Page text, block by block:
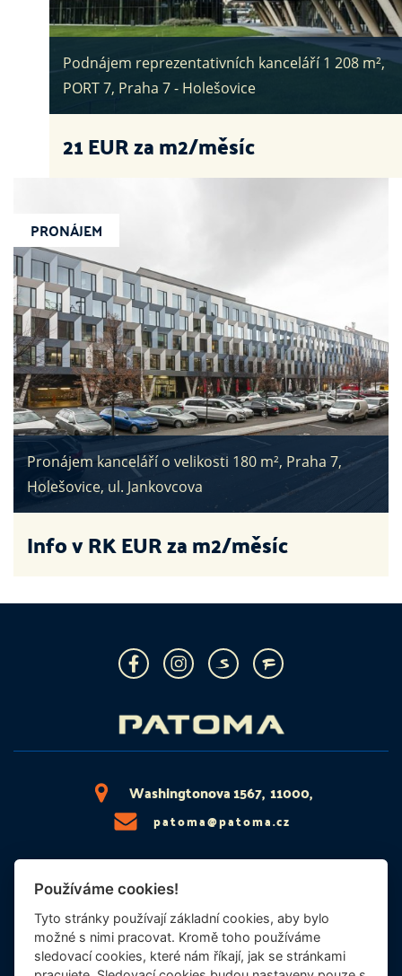
Podnájem reprezentativních kanceláří 1 208 m²,
PORT 7, Praha 7 - Holešovice
21EUR za m2/měsíc
Pronájem kanceláří o velikosti 180 m², Praha 7,
Holešovice, ul. Jankovcova
PRONÁJEM
Info v RKEUR za m2/měsíc
Washingtonova 1567, 11000,
patoma@patoma.cz
SOUBORY COOKIES
PRÁVNÍ ZÁKLAD
ETICKÝ KODEX
Používáme cookies!
Tyto stránky používají základní cookies, aby bylo
možné s nimi pracovat. Kromě toho používáme
sledovací cookies, které nám říkají, jak se stránkami